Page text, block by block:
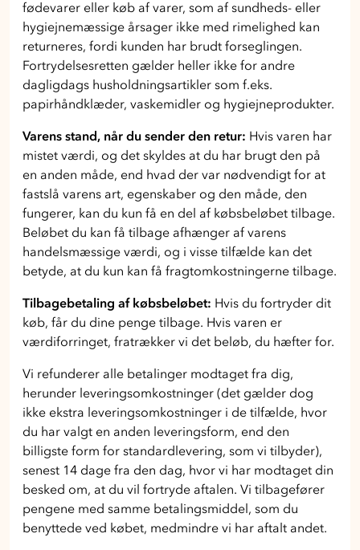
fødevarer eller køb af varer, som af sundheds- eller
hygiejnemæssige årsager ikke med rimelighed kan
returneres, fordi kunden har brudt forseglingen.
Fortrydelsesretten gælder heller ikke for andre
dagligdags husholdningsartikler som f.eks.
papirhåndklæder, vaskemidler og hygiejneprodukter.
Varens stand, når du sender den retur: Hvis varen har
mistet værdi, og det skyldes at du har brugt den på
en anden måde, end hvad der var nødvendigt for at
fastslå varens art, egenskaber og den måde, den
fungerer, kan du kun få en del af købsbeløbet tilbage.
Beløbet du kan få tilbage afhænger af varens
handelsmæssige værdi, og i visse tilfælde kan det
betyde, at du kun kan få fragtomkostningerne tilbage.
Tilbagebetaling af købsbeløbet: Hvis du fortryder dit
køb, får du dine penge tilbage. Hvis varen er
værdiforringet, fratrækker vi det beløb, du hæfter for.
Vi refunderer alle betalinger modtaget fra dig,
herunder leveringsomkostninger (det gælder dog
ikke ekstra leveringsomkostninger i de tilfælde, hvor
du har valgt en anden leveringsform, end den
billigste form for standardlevering, som vi tilbyder),
senest 14 dage fra den dag, hvor vi har modtaget din
besked om, at du vil fortryde aftalen. Vi tilbagefører
pengene med samme betalingsmiddel, som du
benyttede ved købet, medmindre vi har aftalt andet.